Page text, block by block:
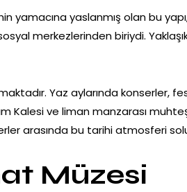
yamacına yaslanmış olan bu
merkezlerinden biriydi.
Yaz aylarında konserler,
Kalesi ve liman manzarası
arasında bu tarihi atmosferi
Müzesi